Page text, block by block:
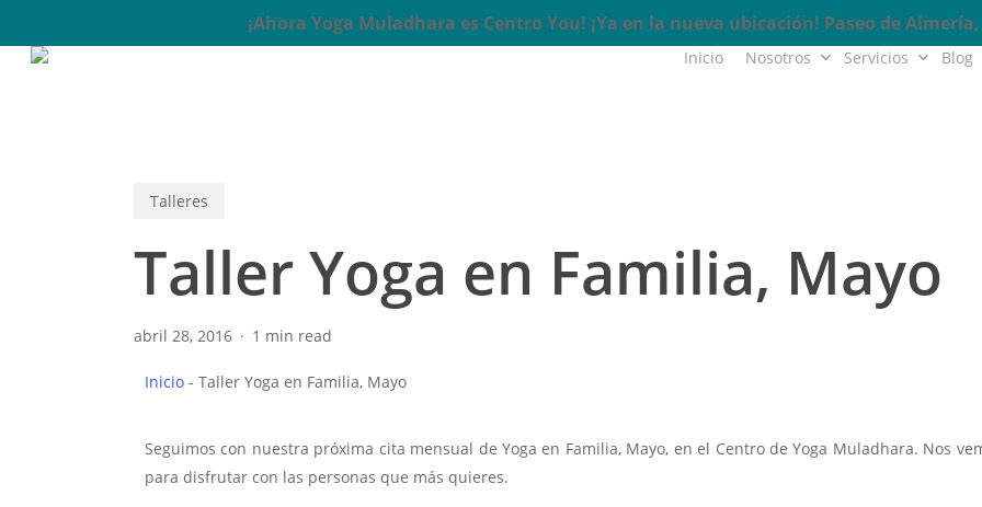
to
main
¡Ahora Yoga Muladhara es Centro You! ¡Ya en la nueva ubicación! Paseo de
Inicio Nosotros Servicios Blog
Talleres
Taller Yoga en Familia, Mayo
abril 28, 2016 1 min read
Inicio - Taller Yoga en Familia, Mayo
Seguimos con nuestra próxima cita mensual de Yoga en Familia, Mayo, en el Centro de Yoga Muladhara. Nos
para disfrutar con las personas que más quieres.